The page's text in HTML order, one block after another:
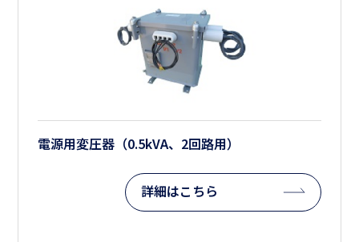
電源用変圧器（0.5kVA、2回路用）
詳細はこちら